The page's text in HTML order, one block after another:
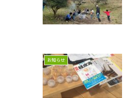
お知らせ